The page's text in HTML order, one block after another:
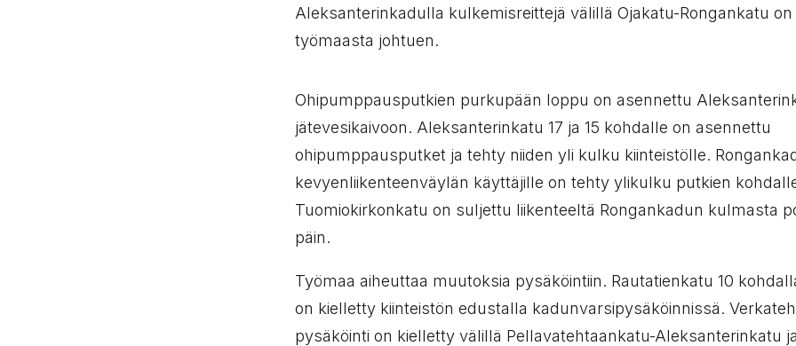
Aleksanterinkadulla kulkemisreittejä välillä Ojakatu-Rongankatu
työmaasta johtuen.
Ohipumppausputkien purkupään loppu on asennettu
jätevesikaivoon. Aleksanterinkatu 17 ja 15 kohdalle on asennettu
ohipumppausputket ja tehty niiden yli kulku kiinteistölle.
kevyenliikenteenväylän käyttäjille on tehty ylikulku putkien
Tuomiokirkonkatu on suljettu liikenteeltä Rongankadun kulmasta
päin.
Työmaa aiheuttaa muutoksia pysäköintiin. Rautatienkatu 10
on kielletty kiinteistön edustalla kadunvarsipysäköinnissä.
pysäköinti on kielletty välillä Pellavatehtaankatu-Aleksanterinkatu